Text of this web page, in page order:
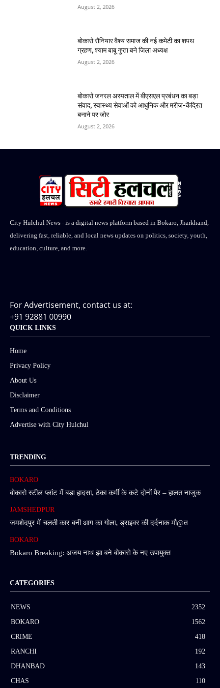
August 2, 2026
बोकारो रौनियार वैश्य समाज की नई कमेटी का शपथ
ग्रहण, श्याम बाबू गुप्ता बने जिला अध्यक्ष
August 2, 2026
बोकारो जनरल अस्पताल में बीएसएल प्रबंधन का बड़ा
संवाद, स्वास्थ्य सेवाओं को आधुनिक और मरीज-केंद्रित
बनाने पर जोर
August 2, 2026
City Hulchul News - is a digital news platform based in Bokaro, Jharkhand,
delivering fast, reliable, and local news updates on politics, society, youth,
education, culture, and more.
For Advertisement, contact us at:
+91 92881 00990
QUICK LINKS
Home
Privacy Policy
About Us
Disclaimer
Terms and Conditions
Advertise with City Hulchul
TRENDING
BOKARO
बोकारो स्टील प्लांट में बड़ा हादसा, ठेका कर्मी के कटे दोनों पैर – हालत नाजुक
JAMSHEDPUR
जमशेदपुर में चलती कार बनी आग का गोला, ड्राइवर की दर्दनाक मौ@त
BOKARO
Bokaro Breaking: अजय नाथ झा बने बोकारो के नए उपायुक्त
CATEGORIES
NEWS
2352
BOKARO
1562
CRIME
418
RANCHI
192
DHANBAD
143
CHAS
110